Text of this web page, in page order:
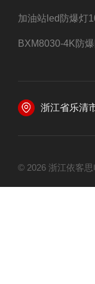
加油站led防爆灯
浙江省乐清
© 2026 浙江依客